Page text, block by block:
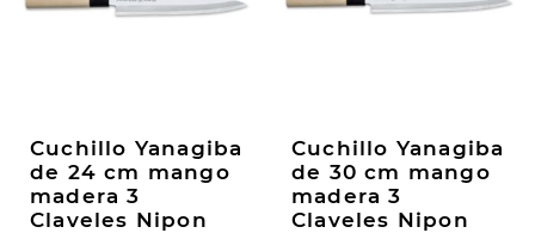
Cuchillo Yanagiba
de 24 cm mango
madera 3
Claveles Nipon
Cuchillo Yanagiba
de 30 cm mango
madera 3
Claveles Nipon